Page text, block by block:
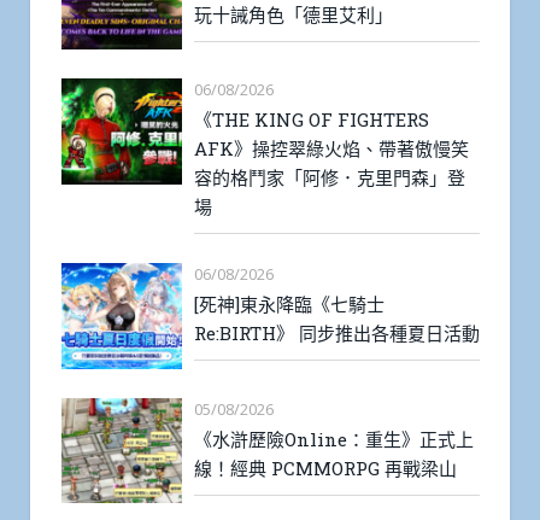
玩十誡角色「德里艾利」
06/08/2026
《THE KING OF FIGHTERS
AFK》操控翠綠火焰、帶著傲慢笑
容的格鬥家「阿修．克里門森」登
場
06/08/2026
[死神]東永降臨《七騎士
Re:BIRTH》 同步推出各種夏日活動
05/08/2026
《水滸歷險Online：重生》正式上
線！經典 PCMMORPG 再戰梁山